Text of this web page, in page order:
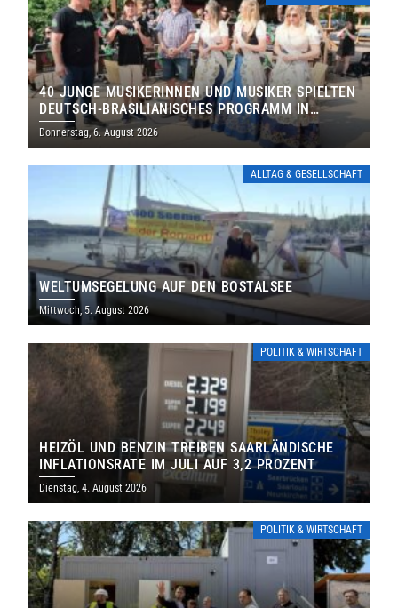
40 JUNGE MUSIKERINNEN UND MUSIKER SPIELTEN
DEUTSCH-BRASILIANISCHES PROGRAMM IN
THOLEY
Donnerstag, 6. August 2026
ALLTAG & GESELLSCHAFT
WELTUMSEGELUNG AUF DEN BOSTALSEE
Mittwoch, 5. August 2026
POLITIK & WIRTSCHAFT
HEIZÖL UND BENZIN TREIBEN SAARLÄNDISCHE
INFLATIONSRATE IM JULI AUF 3,2 PROZENT
Dienstag, 4. August 2026
POLITIK & WIRTSCHAFT